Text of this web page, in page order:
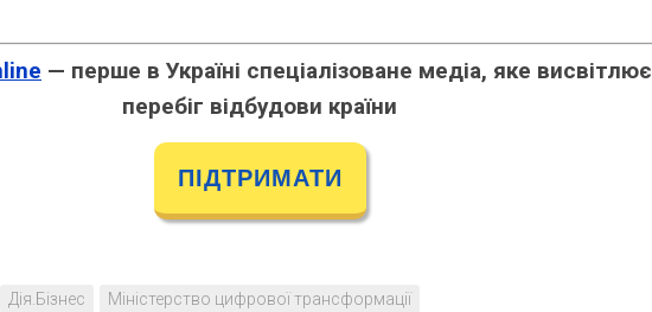
— перше в Україні спеціалізоване медіа, яке висвітлює
перебіг відбудови країни
ПІДТРИМАТИ
Дія.Бізнес Міністерство цифрової трансформації